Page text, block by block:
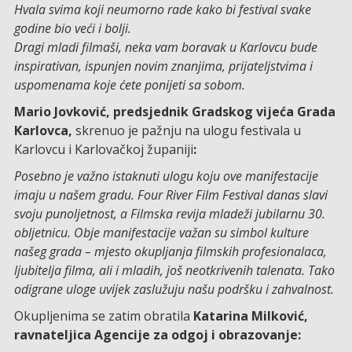
Hvala svima koji neumorno rade kako bi festival svake
godine bio veći i bolji.
Dragi mladi filmaši, neka vam boravak u Karlovcu bude
inspirativan, ispunjen novim znanjima, prijateljstvima i
uspomenama koje ćete ponijeti sa sobom.
Mario Jovković, predsjednik Gradskog vijeća Grada
Karlovca, skrenuo je pažnju na ulogu festivala u
Karlovcu i Karlovačkoj županiji:
Posebno je važno istaknuti ulogu koju ove manifestacije
imaju u našem gradu. Four River Film Festival danas slavi
svoju punoljetnost, a Filmska revija mladeži jubilarnu 30.
obljetnicu. Obje manifestacije važan su simbol kulture
našeg grada – mjesto okupljanja filmskih profesionalaca,
ljubitelja filma, ali i mladih, još neotkrivenih talenata. Tako
odigrane uloge uvijek zaslužuju našu podršku i zahvalnost.
Okupljenima se zatim obratila Katarina Milković,
ravnateljica Agencije za odgoj i obrazovanje: